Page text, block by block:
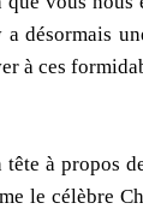
désormais
à ces
tête à propos
le célèbre